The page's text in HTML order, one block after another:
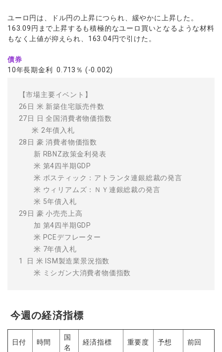
ユーロ円は、ドル円の上昇につられ、緩やかに上昇した。
163.09円まで上昇するも積極的なユーロ買いとなるような材料
もなく上値が抑えられ、163.04円で引けた。
債券
10年長期金利 0.713％ (-0.002)
【市場主要イベント】
26日 米 新築住宅販売件数
27日 日 全国消費者物価指数
米 2年債入札
28日 豪 消費者物価指数
新 RBNZ政策金利発表
米 第4四半期GDP
米 ボスティック：アトランタ連銀総裁の発言
米 ウィリアムズ：ＮＹ連銀総裁の発言
米 5年債入札
29日 豪 小売売上高
加 第4四半期GDP
米 PCEデフレーター
米 7年債入札
1 日 米 ISM製造業景況指数
米 ミシガン大消費者物価指数
今週の経済指標
日付 時間
国
名
経済指標 重要度 予想 前回